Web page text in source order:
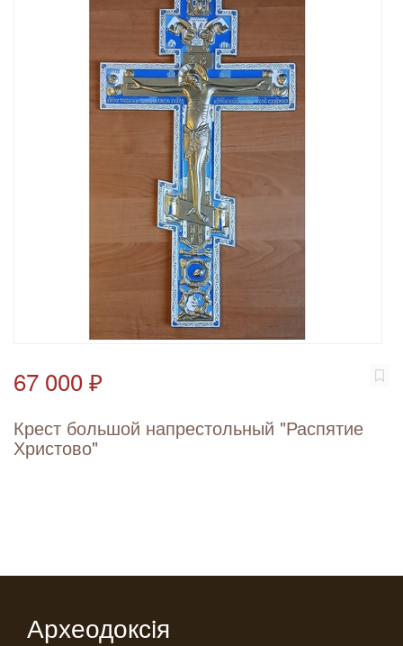
67 000 ₽
Крест большой напрестольный "Распятие
Христово"
Археодоксiя